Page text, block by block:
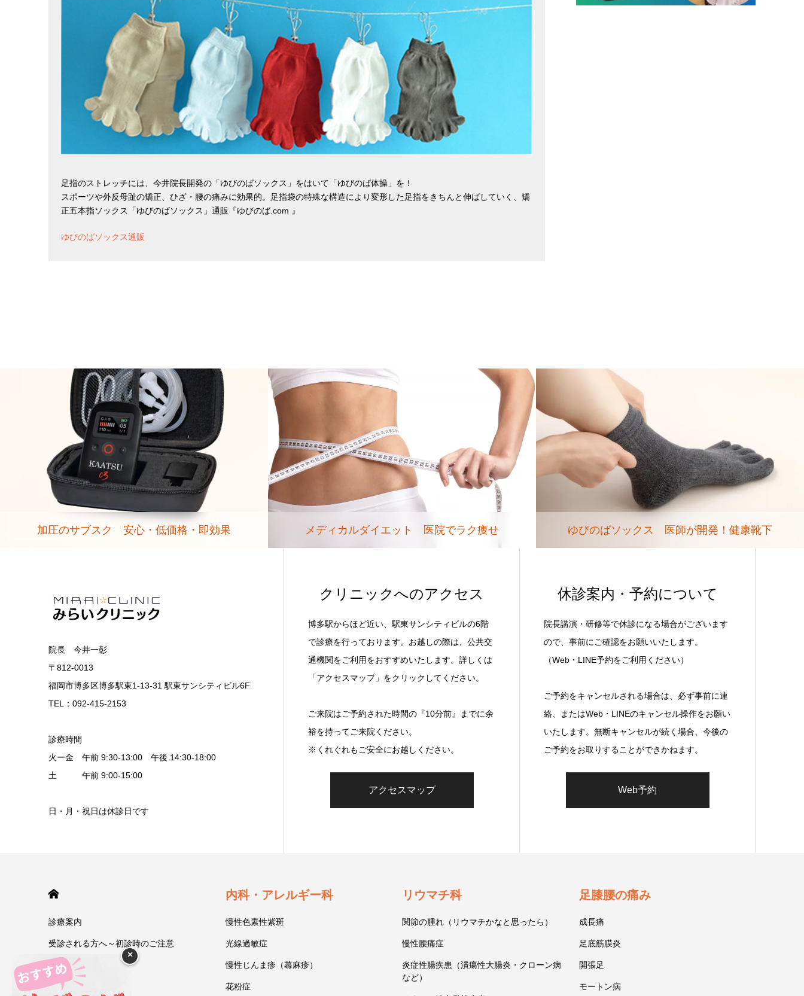
足指のストレッチには、今井院長開発の「ゆびのばソックス」をはいて「ゆびのば体操」を！
スポーツや外反母趾の矯正、ひざ・腰の痛みに効果的。足指袋の特殊な構造により変形した足指をきちんと伸ばしていく、矯
正五本指ソックス「ゆびのばソックス」通販『ゆびのば.com 』
ゆびのばソックス通販
加圧のサブスク 安心・低価格・即効果 メディカルダイエット 医院でラク痩せ ゆびのばソックス 医師が開発！健康靴下
院長 今井一彰
〒812-0013
福岡市博多区博多駅東1-13-31 駅東サンシティビル6F
TEL：092-415-2153
診療時間
火ー金 午前 9:30-13:00 午後 14:30-18:00
土 午前 9:00-15:00
日・月・祝日は休診日です
クリニックへのアクセス
博多駅からほど近い、駅東サンシティビルの6階
で診療を行っております。お越しの際は、公共交
通機関をご利用をおすすめいたします。詳しくは
「アクセスマップ」をクリックしてください。
ご来院はご予約された時間の『10分前』までに余
裕を持ってご来院ください。
※くれぐれもご安全にお越しください。
アクセスマップ
休診案内・予約について
院長講演・研修等で休診になる場合がございます
ので、事前にご確認をお願いいたします。
（Web・LINE予約をご利用ください）
ご予約をキャンセルされる場合は、必ず事前に連
絡、またはWeb・LINEのキャンセル操作をお願い
いたします。無断キャンセルが続く場合、今後の
ご予約をお取りすることができかねます。
Web予約
診療案内
受診される方へ～初診時のご注意
今井一彰 院長紹介
あいうべ体操
内科・アレルギー科
慢性色素性紫斑
光線過敏症
慢性じんま疹（蕁麻疹）
花粉症
リウマチ科
関節の腫れ（リウマチかなと思ったら）
慢性腰痛症
炎症性腸疾患（潰瘍性大腸炎・クローン病
など）
足膝腰の痛み
成長痛
足底筋膜炎
開張足
モートン病
×